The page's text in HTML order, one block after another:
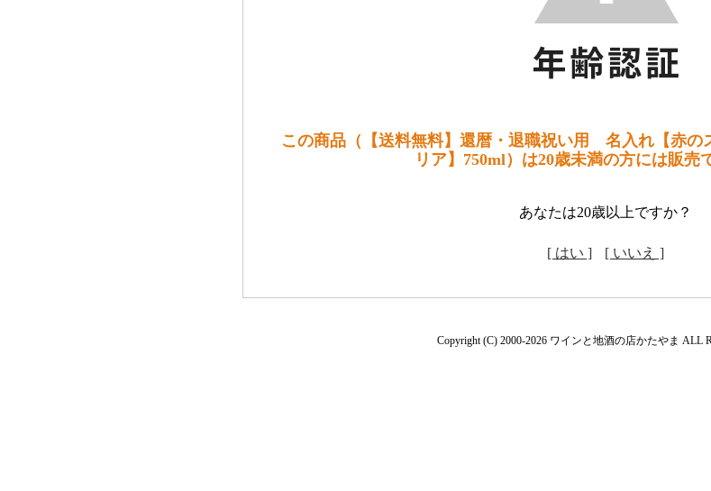
この商品（【送料無料】還暦・退職祝い用 名入れ【赤の
リア】750ml）は20歳未満の方には販売
あなたは20歳以上ですか？
[ はい ] [ いいえ ]
Copyright (C) 2000-2026 ワインと地酒の店かたやま ALL